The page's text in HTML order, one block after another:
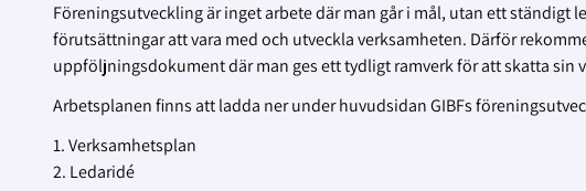
Föreningsutveckling är inget arbete där man går i mål, utan ett ständigt
förutsättningar att vara med och utveckla verksamheten. Därför
uppföljningsdokument där man ges ett tydligt ramverk för att skatta sin
Arbetsplanen finns att ladda ner under huvudsidan GIBFs
1. Verksamhetsplan
2. Ledaridé